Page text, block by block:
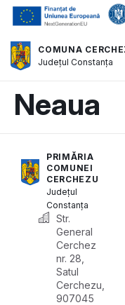
COMUNA
JudețulConstanța
Neaua
PRIMĂRIA
COMUNEI
CERCHEZU
Județul
Constanța
Str.
General
Cerchez
nr. 28,
Satul
Cerchezu,
907045